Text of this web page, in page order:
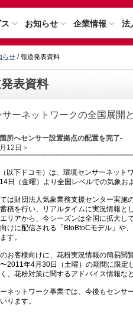
お知らせ 企業情報 法
らせ / 報道発表資料
表資料
ーネットワークの全国展開
所へセンサー設置拠点の配置を完了-
12日＞
以下ドコモ）は、環境センサーネット
日（金曜）より全国レベルでの気象お
は財団法人気象業務支援センター実施
積を行い、リアルタイムに実況情報と
リアから、今シーズンは全国に拡大し
けに配信される「BtoBtoCモデル」や
す。
お客様向けに、花粉実況情報の簡易
2011年4月30日（土曜）の期間に限
、花粉対策に関するアドバイス情報な
ネットワーク事業では、今後もセンサ
ります。